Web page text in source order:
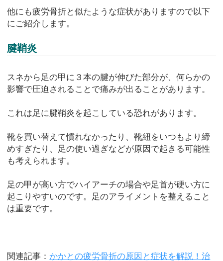
他にも疲労骨折と似たような症状がありますので以下
にご紹介します。
腱鞘炎
スネから足の甲に３本の腱が伸びた部分が、何らかの
影響で圧迫されることで痛みが出ることがあります。
これは足に腱鞘炎を起こしている恐れがあります。
靴を買い替えて慣れなかったり、靴紐をいつもより締
めすぎたり、足の使い過ぎなどが原因で起きる可能性
も考えられます。
足の甲が高い方でハイアーチの場合や足首が硬い方に
起こりやすいのです。足のアライメントを整えること
は重要です。
関連記事： かかとの疲労骨折の原因と症状を解説！治